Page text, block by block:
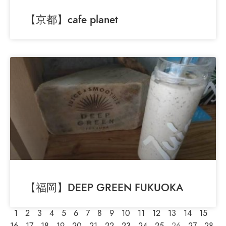
【京都】cafe planet
【福岡】DEEP GREEN FUKUOKA
1 2 3 4 5 6 7 8 9 10 11 12 13 14
15